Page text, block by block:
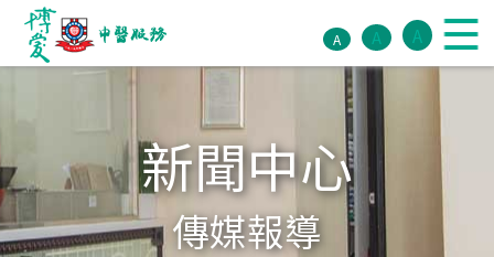
A A A
新聞中心
傳媒報導